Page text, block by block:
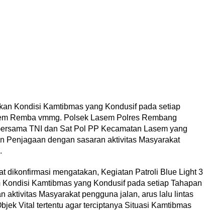
Kondisi Kamtibmas yang Kondusif pada setiap
Remba vmmg. Polsek Lasem Polres Rembang
TNI dan Sat Pol PP Kecamatan Lasem yang
Penjagaan dengan sasaran aktivitas Masyarakat
dikonfirmasi mengatakan, Kegiatan Patroli Blue Light 3
Kamtibmas yang Kondusif pada setiap Tahapan
aktivitas Masyarakat pengguna jalan, arus lalu lintas
Vital tertentu agar terciptanya Situasi Kamtibmas